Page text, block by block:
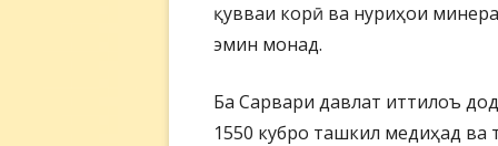
қувваи корӣ ва нуриҳои
эмин монад.
Ба Сарвари давлат иттилоъ
1550 кубро ташкил медиҳад ва